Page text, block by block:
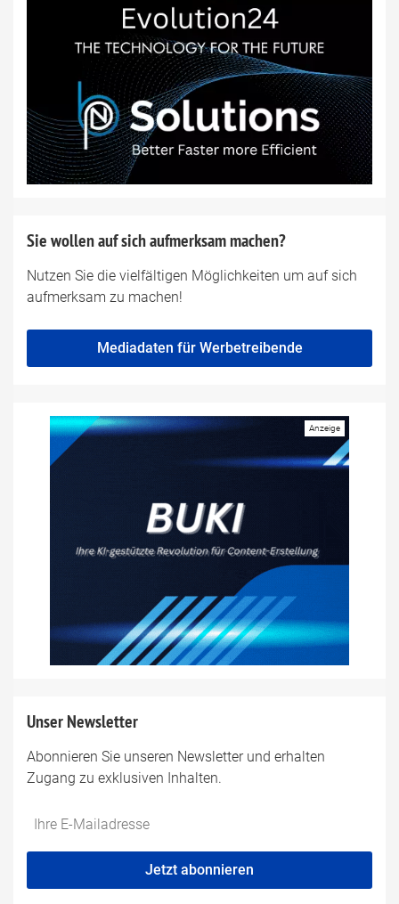
Sie wollen auf sich aufmerksam machen?
Nutzen Sie die vielfältigen Möglichkeiten um auf sich
aufmerksam zu machen!
Mediadaten für Werbetreibende
Unser Newsletter
Abonnieren Sie unseren Newsletter und erhalten
Zugang zu exklusiven Inhalten.
Do
fill
*Ihre
Mailadresse:
Jetzt abonnieren